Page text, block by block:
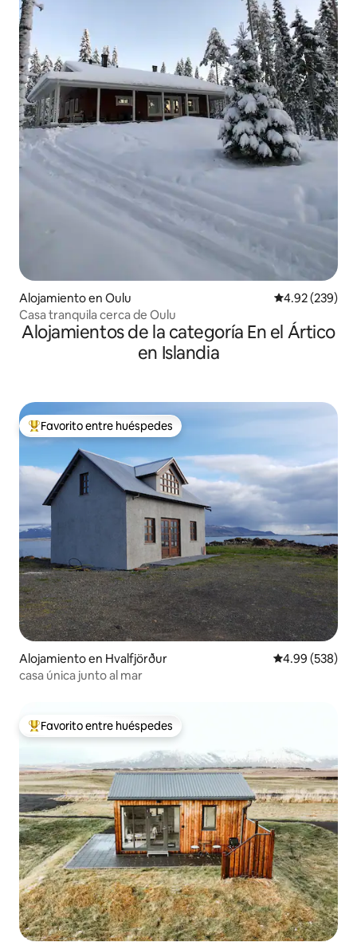
Alojamiento en Oulu Calificación
4.92 (239)
Casa tranquila cerca de Oulu
Alojamientos de la categoría En el Ártico
en Islandia
Favorito entre huéspedes preferido
Favorito entre huéspedes
Alojamiento en Hvalfjörður Calificación
4.99 (538)
casa única junto al mar
Favorito entre huéspedes preferido
Favorito entre huéspedes